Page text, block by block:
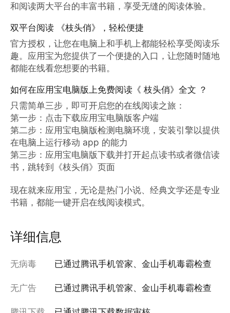
和阅读两大平台的丰富书籍，享受无缝的阅读体验。
双平台阅读 《枝头俏》，轻松便捷
官方授权，让您在电脑上和手机上都能轻松享受阅读乐
趣。应用宝为您提供了一个便捷的入口，让您随时随地
都能在线看您想要的书籍。
如何在应用宝电脑版上免费阅读《 枝头俏》全文 ？
只需简单三步，即可开启您的在线阅读之旅：
第一步：点击下载应用宝电脑版客户端
第二步：应用宝电脑版检测电脑环境，安装引擎以提供
在电脑上运行移动 app 的能力
第三步：应用宝电脑版下载并打开起点读书或者微信读
书，跳转到《枝头俏》页面
现在就来应用宝，无论是热门小说、经典文学还是专业
书籍，都能一键开启在线阅读模式。
详细信息
无病毒 已通过腾讯手机管家、金山手机毒霸检查
无广告 已通过腾讯手机管家、金山手机毒霸检查